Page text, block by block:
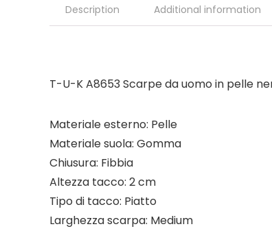
Description Additional information
T-U-K A8653 Scarpe da uomo in pelle
Materiale esterno: Pelle
Materiale suola: Gomma
Chiusura: Fibbia
Altezza tacco: 2 cm
Tipo di tacco: Piatto
Larghezza scarpa: Medium